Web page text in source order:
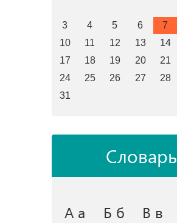
3
4 5 6 7
10
11 12 13 14
17
18 19 20 21
24
25 26 27 28
31
Словарь
А а Б б В в